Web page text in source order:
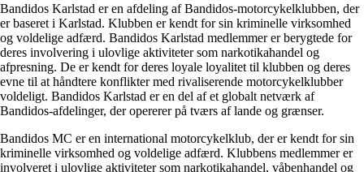
Bandidos Karlstad er en afdeling af Bandidos-motorcykelklubben, der
er baseret i Karlstad. Klubben er kendt for sin kriminelle virksomhed
og voldelige adfærd. Bandidos Karlstad medlemmer er berygtede for
deres involvering i ulovlige aktiviteter som narkotikahandel og
afpresning. De er kendt for deres loyale loyalitet til klubben og deres
evne til at håndtere konflikter med rivaliserende motorcykelklubber
voldeligt. Bandidos Karlstad er en del af et globalt netværk af
Bandidos-afdelinger, der opererer på tværs af lande og grænser.
Bandidos MC er en international motorcykelklub, der er kendt for sin
kriminelle virksomhed og voldelige adfærd. Klubbens medlemmer er
involveret i ulovlige aktiviteter som narkotikahandel, våbenhandel og